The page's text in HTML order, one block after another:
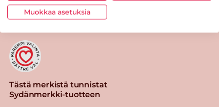
Tästä merkistä tunnistat
Sydänmerkki-tuotteen
Muokkaa asetuksia